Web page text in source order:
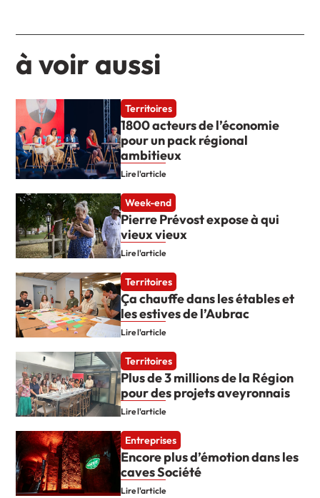
à voir aussi
Territoires
1800 acteurs de l’économie
pour un pack régional
ambitieux
Lire l'article
Week-end
Pierre Prévost expose à qui
vieux vieux
Lire l'article
Territoires
Ça chauffe dans les étables et
les estives de l’Aubrac
Lire l'article
Territoires
Plus de 3 millions de la Région
pour des projets aveyronnais
Lire l'article
Entreprises
Encore plus d’émotion dans les
caves Société
Lire l'article